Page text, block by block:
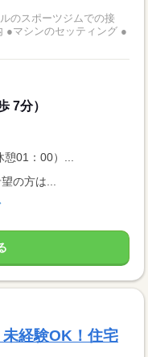
のスポーツジムでの接
7分）
01：00）...
の方は...
未経験OK！住宅